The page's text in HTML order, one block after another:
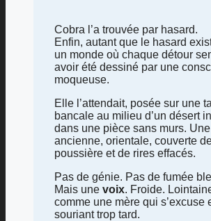
Cobra l’a trouvée par hasard.
Enfin, autant que le hasard
un monde où chaque détour
avoir été dessiné par une
moqueuse.
Elle l’attendait, posée sur une
bancale au milieu d’un désert
dans une pièce sans murs.
ancienne, orientale, couverte
poussière et de rires effacés.
Pas de génie. Pas de fumée
Mais une voix. Froide.
comme une mère qui s’excuse
souriant trop tard.